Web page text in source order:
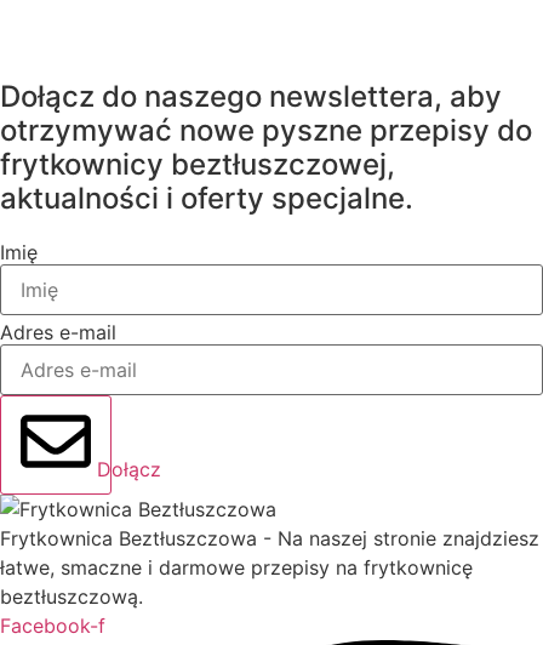
Dołącz do naszego newslettera, aby
otrzymywać nowe pyszne przepisy do
frytkownicy beztłuszczowej,
aktualności i oferty specjalne.
Imię
Adres e-mail
Dołącz
Frytkownica Beztłuszczowa - Na naszej stronie znajdziesz
łatwe, smaczne i darmowe przepisy na frytkownicę
beztłuszczową.
Facebook-f